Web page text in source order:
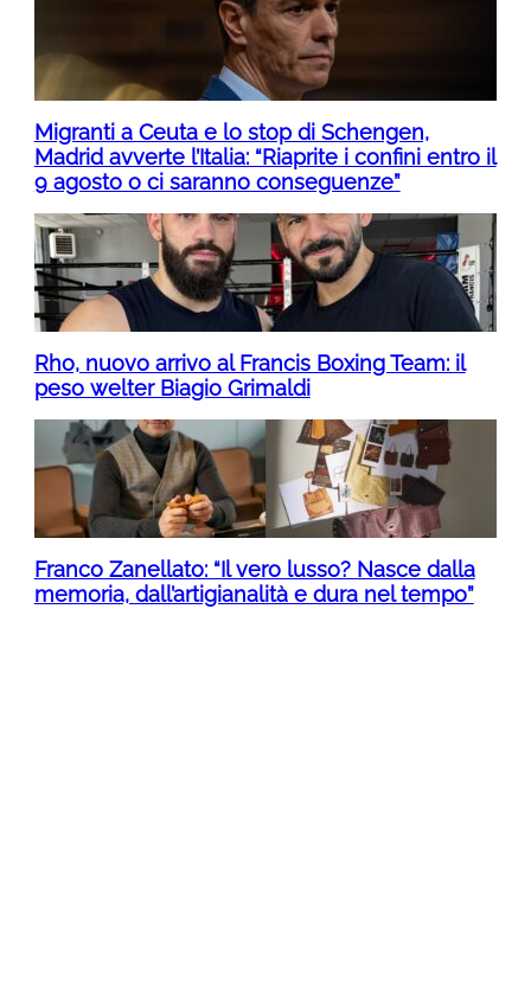
Migranti a Ceuta e lo stop di Schengen,
Madrid avverte l’Italia: “Riaprite i confini entro il
9 agosto o ci saranno conseguenze”
Rho, nuovo arrivo al Francis Boxing Team: il
peso welter Biagio Grimaldi
Franco Zanellato: “Il vero lusso? Nasce dalla
memoria, dall’artigianalità e dura nel tempo”